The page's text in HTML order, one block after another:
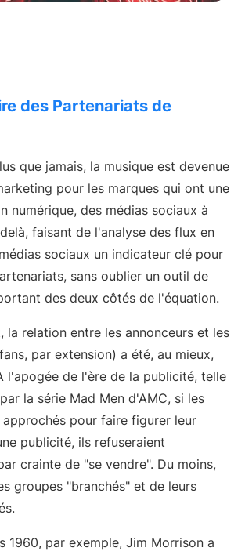
des Partenariats de
que jamais, la musique est devenue
pour les marques qui ont une
numérique, des médias sociaux à
faisant de l'analyse des flux en
sociaux un indicateur clé pour
sans oublier un outil de
des deux côtés de l'équation.
la relation entre les annonceurs et les
par extension) a été, au mieux,
l'apogée de l'ère de la publicité, telle
la série Mad Men d'AMC, si les
pour faire figurer leur
publicité, ils refuseraient
crainte de "se vendre". Du moins,
groupes "branchés" et de leurs
1960, par exemple, Jim Morrison a